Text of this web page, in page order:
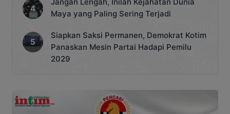
Maya yang Paling Sering Terjadi
Siapkan Saksi Permanen, Demokrat Kotim
Panaskan Mesin Partai Hadapi Pemilu
2029